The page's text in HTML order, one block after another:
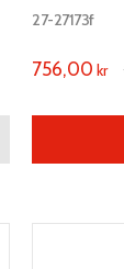
till i favoriter
27-27173f
756,00 kr